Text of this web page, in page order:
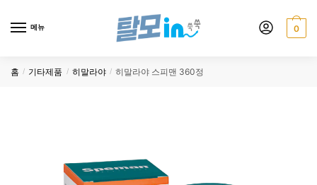
메뉴 0
홈 / 기타제품 / 히말라야 / 히말라야 스피맨 360정